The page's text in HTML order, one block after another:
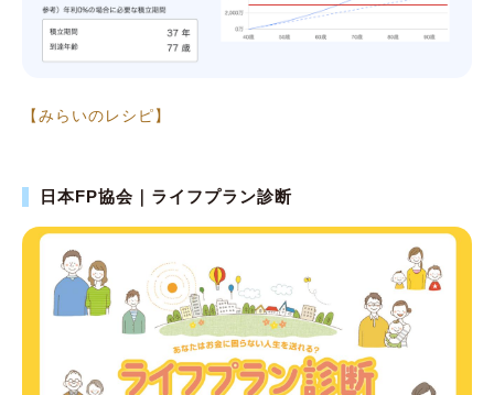
【みらいのレシピ】
日本FP協会｜ライフプラン診断